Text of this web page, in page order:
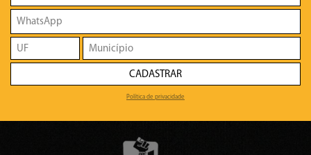
CADASTRAR
Política de privacidade